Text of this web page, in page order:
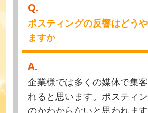
Q.
ポスティングの反響はどう
ますか
A.
企業様では多くの媒体で集
れると思います。ポスティ
のかわからないと思われま